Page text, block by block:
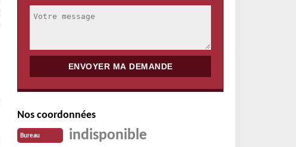
Nos coordonnées
Bureau indisponible